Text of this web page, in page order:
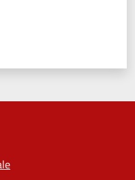
da 1 a 5 stelle